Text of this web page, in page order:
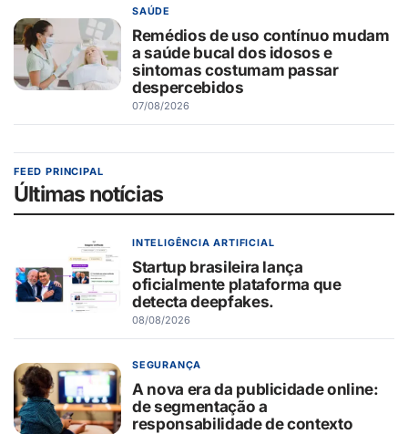
SAÚDE
Remédios de uso contínuo mudam
a saúde bucal dos idosos e
sintomas costumam passar
despercebidos
07/08/2026
FEED PRINCIPAL
Últimas notícias
INTELIGÊNCIA ARTIFICIAL
Startup brasileira lança
oficialmente plataforma que
detecta deepfakes.
08/08/2026
SEGURANÇA
A nova era da publicidade online:
de segmentação a
responsabilidade de contexto